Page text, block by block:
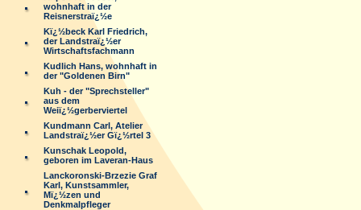
wohnhaft in der
Reisnerstraï¿½e
Kï¿½beck Karl Friedrich,
der Landstraï¿½er
Wirtschaftsfachmann
Kudlich Hans, wohnhaft in
der "Goldenen Birn"
Kuh - der "Sprechsteller"
aus dem
Weiï¿½gerberviertel
Kundmann Carl, Atelier
Landstraï¿½er Gï¿½rtel 3
Kunschak Leopold,
geboren im Laveran-Haus
Lanckoronski-Brzezie Graf
Karl, Kunstsammler,
Mï¿½zen und
Denkmalpfleger